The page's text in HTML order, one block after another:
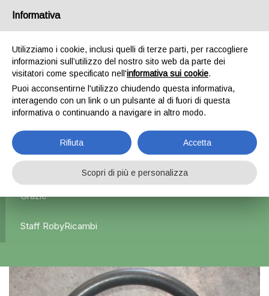
Home Interni Volante
Volante senza comandi –
Hyundai i20
L'azienda Resta Chiusa Dal 5.08 Al 31.08 Qualsiasi
Ordine Verrà Accettato Ma La Spedizione Ripartirà Dal 1
Grazie
Staff RobyRicambi
Informativa
Utilizziamo i cookie, inclusi quelli di terze parti, per raccogliere
informazioni sull’utilizzo del nostro sito web da parte dei
visitatori come specificato nell'informativa sui cookie.
Puoi acconsentirne l'utilizzo chiudendo questa informativa,
interagendo con un link o un pulsante al di fuori di questa
informativa o continuando a navigare in altro modo.
Rifiuta Accetta
Scopri di più e personalizza